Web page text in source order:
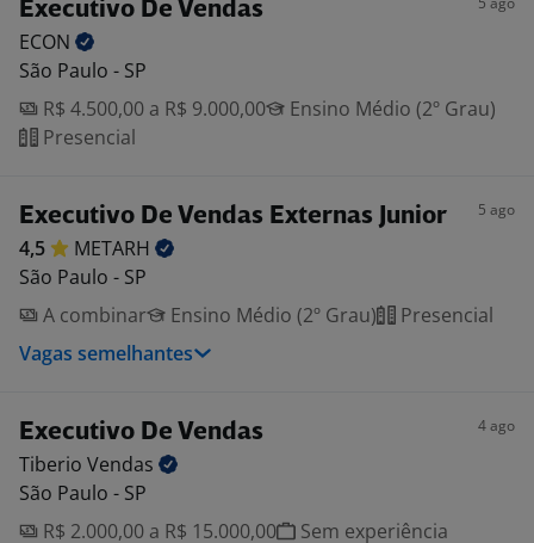
Executivo De Vendas
ECON
São Paulo - SP
R$ 4.500,00 a R$ 9.000,00
Ensino Médio (2º Grau)
Presencial
Executivo De Vendas Externas Junior 5 ago
4,5
METARH
São Paulo - SP
A combinar
Ensino Médio (2º Grau)
Presencial
Vagas semelhantes
Executivo De Vendas 4 ago
Tiberio Vendas
São Paulo - SP
R$ 2.000,00 a R$ 15.000,00
Sem experiência